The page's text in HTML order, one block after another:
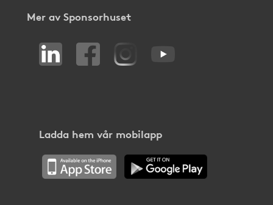
Mer av Sponsorhuset
Ladda hem vår mobilapp